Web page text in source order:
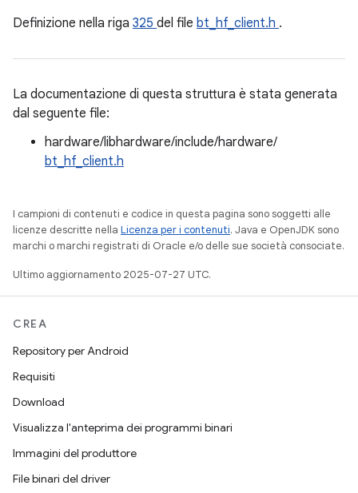
Definizione nella riga 325 del file bt_hf_client.h .
La documentazione di questa struttura è stata generata
dal seguente file:
hardware/libhardware/include/hardware/
bt_hf_client.h
I campioni di contenuti e codice in questa pagina sono soggetti alle
licenze descritte nella Licenza per i contenuti. Java e OpenJDK sono
marchi o marchi registrati di Oracle e/o delle sue società consociate.
Ultimo aggiornamento 2025-07-27 UTC.
CREA
Repository per Android
Requisiti
Download
Visualizza l'anteprima dei programmi binari
Immagini del produttore
File binari del driver